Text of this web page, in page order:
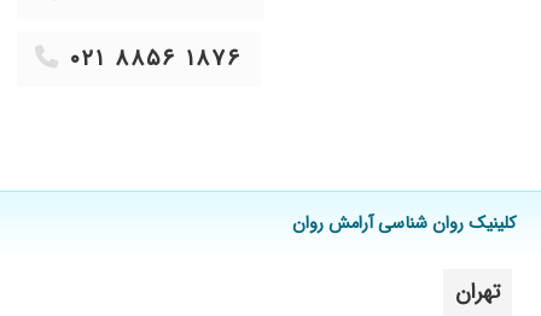
۰۲۱ ۸۸۵۶ ۱۸۷۶
کلینیک روان شناسی آرامش روان
تهران